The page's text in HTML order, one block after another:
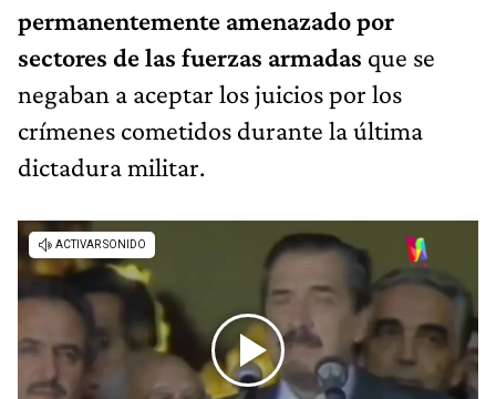
permanentemente amenazado por
sectores de las fuerzas armadas que se
negaban a aceptar los juicios por los
crímenes cometidos durante la última
dictadura militar.